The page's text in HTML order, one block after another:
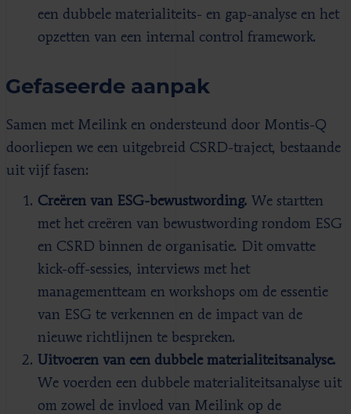
een dubbele materialiteits- en gap-analyse en het
opzetten van een internal control framework.
Gefaseerde aanpak
Samen met Meilink en ondersteund door Montis-Q
doorliepen we een uitgebreid CSRD-traject, bestaande
uit vijf fasen:
Creëren van ESG-bewustwording. We startten
met het creëren van bewustwording rondom ESG
en CSRD binnen de organisatie. Dit omvatte
kick-off-sessies, interviews met het
managementteam en workshops om de essentie
van ESG te verkennen en de impact van de
nieuwe richtlijnen te bespreken.
Uitvoeren van een dubbele materialiteitsanalyse.
We voerden een dubbele materialiteitsanalyse uit
om zowel de invloed van Meilink op de